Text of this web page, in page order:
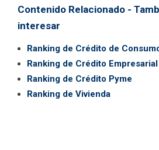
Contenido Relacionado -
interesar
Ranking de Crédito de
Ranking de Crédito Empresarial
Ranking de Crédito Pyme
Ranking de Vivienda